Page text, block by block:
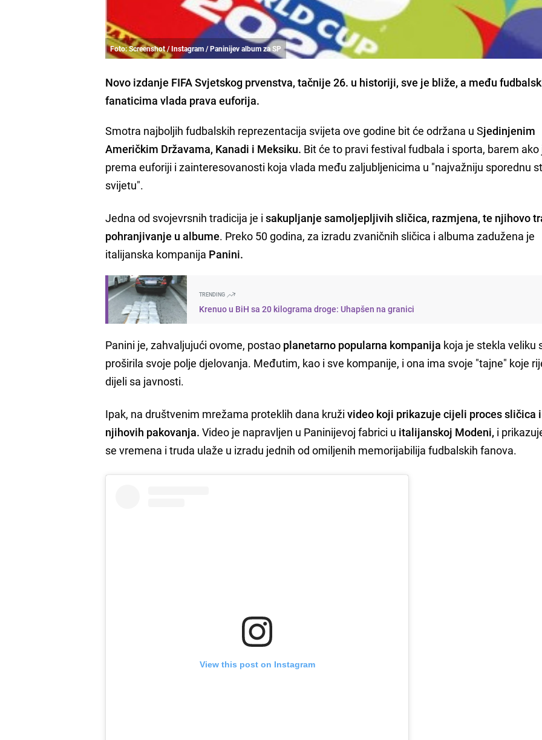
Foto: Screenshot / Instagram / Paninijev album za SP
Novo izdanje FIFA Svjetskog prvenstva, tačnije 26. u historiji, sve je bliže, a među
fanaticima vlada prava euforija.
Smotra najboljih fudbalskih reprezentacija svijeta ove godine bit će održana u Sjedinjenim
Američkim Državama, Kanadi i Meksiku. Bit će to pravi festival fudbala i sporta, barem ako
prema euforiji i zainteresovanosti koja vlada među zaljubljenicima u "najvažniju sporednu
svijetu".
Jedna od svojevrsnih tradicija je i sakupljanje samoljepljivih sličica, razmjena, te njihovo
pohranjivanje u albume. Preko 50 godina, za izradu zvaničnih sličica i albuma zadužena je
italijanska kompanija Panini.
TRENDING
Krenuo u BiH sa 20 kilograma droge: Uhapšen na granici
Panini je, zahvaljujući ovome, postao planetarno popularna kompanija koja je stekla veliku
proširila svoje polje djelovanja. Međutim, kao i sve kompanije, i ona ima svoje "tajne" koje
dijeli sa javnosti.
Ipak, na društvenim mrežama proteklih dana kruživideo koji prikazuje cijeli proces sličica i
njihovih pakovanja. Video je napravljen u Paninijevoj fabrici u italijanskoj Modeni, i
se vremena i truda ulaže u izradu jednih od omiljenih memorijabilija fudbalskih fanova.
View this post on Instagram